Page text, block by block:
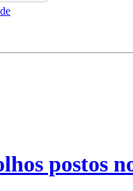
postos